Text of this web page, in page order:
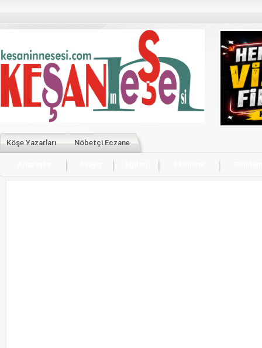
Köşe Yazarları Nöbetçi Eczane